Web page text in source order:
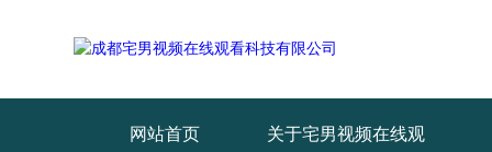
网站首页 关于宅男视频在线观